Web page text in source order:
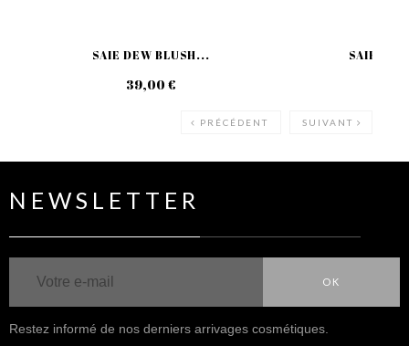
SAIE DEW BLUSH...
39,00 €
SAIE
PRÉCÉDENT SUIVANT
NEWSLETTER
OK
Restez informé de nos derniers arrivages cosmétiques.